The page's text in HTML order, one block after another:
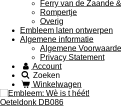
Ferry van de Zaande
Rompertje
Overig
Embleem laten ontwerpen
Algemene informatie
Algemene
Privacy Statement
Account
Zoeken
Winkelwagen